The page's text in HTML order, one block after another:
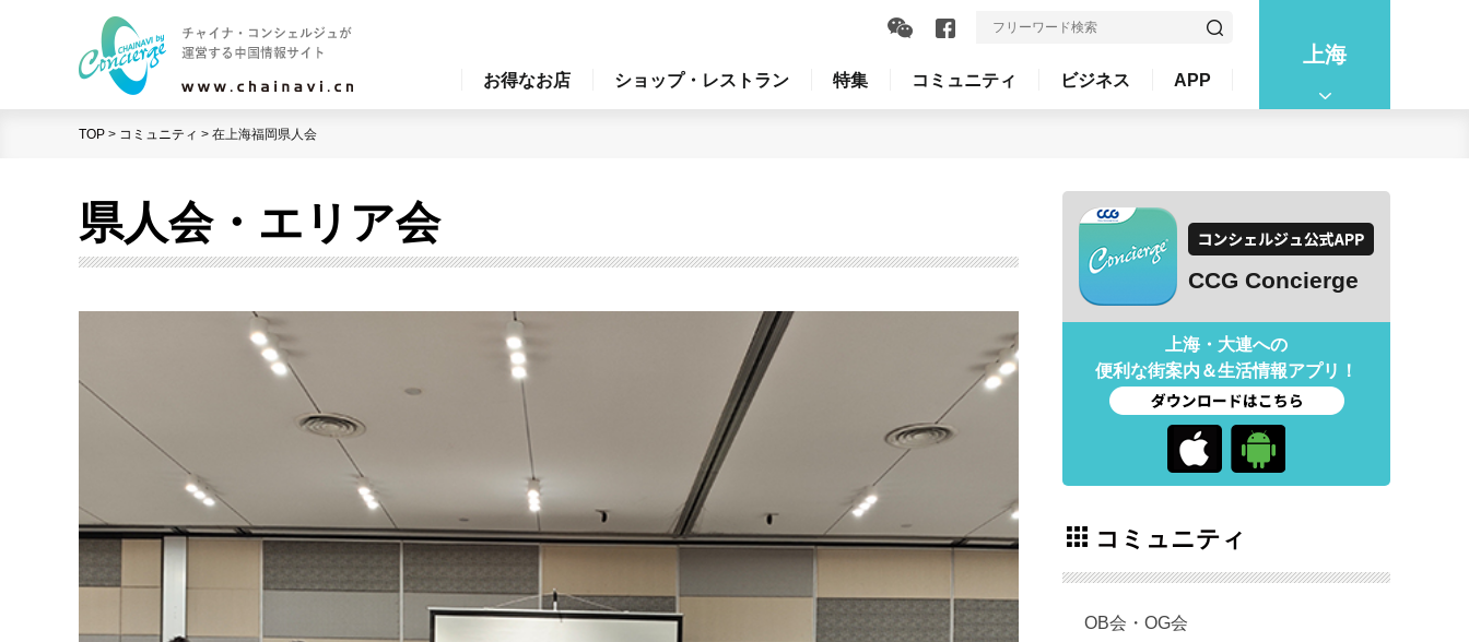
上海
お得なお店 ショップ・レストラン 特集 コミュニティ ビジネス APP
TOP > コミュニティ > 在上海福岡県人会
県人会・エリア会
CCG Concierge
上海・大連への
便利な街案内＆生活情報アプリ！
コミュニティ
OB会・OG会